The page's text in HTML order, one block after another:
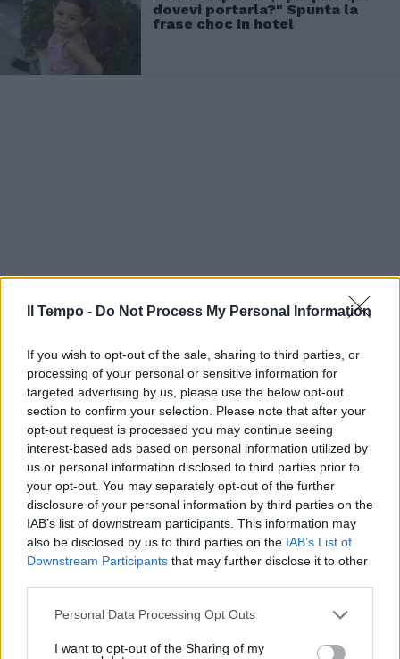
Il Tempo - Do Not Process My Personal Information
If you wish to opt-out of the sale, sharing to third parties, or
processing of your personal or sensitive information for
targeted advertising by us, please use the below opt-out
section to confirm your selection. Please note that after your
opt-out request is processed you may continue seeing
interest-based ads based on personal information utilized by
us or personal information disclosed to third parties prior to
your opt-out. You may separately opt-out of the further
disclosure of your personal information by third parties on the
IAB’s list of downstream participants. This information may
also be disclosed by us to third parties on the IAB’s List of
Downstream Participants that may further disclose it to other
Personal Data Processing Opt Outs
I want to opt-out of the Sharing of my
dovevi portarla?" Spunta la
frase choc in hotel